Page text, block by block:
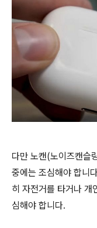
다만 노캔(노이즈캔슬
중에는 조심해야 합니
히 자전거를 타거나 개
심해야 합니다.